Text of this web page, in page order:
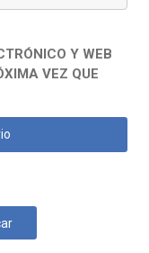
Y WEB
VEZ QUE